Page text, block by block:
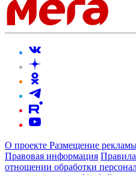
О проекте Размещение
Правовая информация
отношении обработки